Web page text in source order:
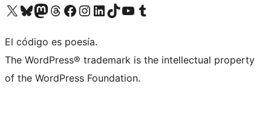
Visit our X (formerly Twitter) account
Visit our Bluesky account
Visit our Mastodon account
Visit our Threads account
Visita nuestra página de Facebook
Visita nuestra cuenta de Instagram
Visita nuestra cuenta de LinkedIn
Visit our TikTok account
Visita nuestro canal de YouTube
Visit our Tumblr account
El código es poesía.
The WordPress® trademark is the intellectual property
of the WordPress Foundation.